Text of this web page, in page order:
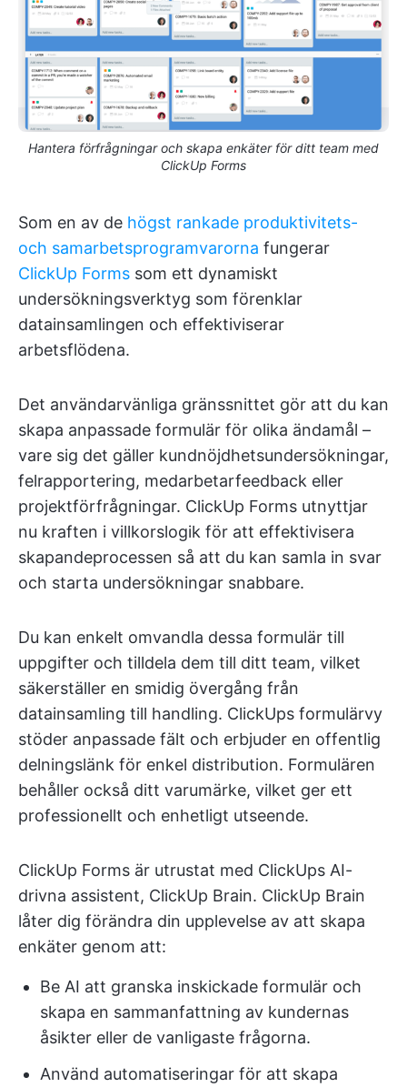
Hantera förfrågningar och skapa enkäter för ditt team med
ClickUp Forms
Som en av de högst rankade produktivitets-
och samarbetsprogramvarorna fungerar
ClickUp Forms som ett dynamiskt
undersökningsverktyg som förenklar
datainsamlingen och effektiviserar
arbetsflödena.
Det användarvänliga gränssnittet gör att du kan
skapa anpassade formulär för olika ändamål –
vare sig det gäller kundnöjdhetsundersökningar,
felrapportering, medarbetarfeedback eller
projektförfrågningar. ClickUp Forms utnyttjar
nu kraften i villkorslogik för att effektivisera
skapandeprocessen så att du kan samla in svar
och starta undersökningar snabbare.
Du kan enkelt omvandla dessa formulär till
uppgifter och tilldela dem till ditt team, vilket
säkerställer en smidig övergång från
datainsamling till handling. ClickUps formulärvy
stöder anpassade fält och erbjuder en offentlig
delningslänk för enkel distribution. Formulären
behåller också ditt varumärke, vilket ger ett
professionellt och enhetligt utseende.
ClickUp Forms är utrustat med ClickUps AI-
drivna assistent, ClickUp Brain. ClickUp Brain
låter dig förändra din upplevelse av att skapa
enkäter genom att:
Be AI att granska inskickade formulär och
skapa en sammanfattning av kundernas
åsikter eller de vanligaste frågorna.
Använd automatiseringar för att skapa